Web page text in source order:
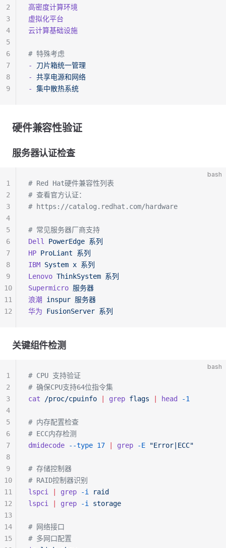
高密度计算环境
虚拟化平台
云计算基础设施
# 特殊考虑
-
刀片箱统一管理
-
共享电源和网络
-
集中散热系统
2
3
4
5
6
7
8
9
硬件兼容性验证
服务器认证检查
bash
# Red Hat硬件兼容性列表
# 查看官方认证：
# https://catalog.redhat.com/hardware
# 常见服务器厂商支持
Dell
PowerEdge 系列
HP ProLiant 系列
IBM System x 系列
Lenovo ThinkSystem 系列
Supermicro 服务器
浪潮
inspur 服务器
华为 FusionServer 系列
1
2
3
4
5
6
7
8
9
10
11
12
关键组件检测
bash
# CPU 支持验证
# 确保CPU支持64位指令集
cat /proc/cpuinfo grep flags head -1
# 内存配置检查
# ECC内存检测
dmidecode --type 17 grep -E "Error|ECC"
# 存储控制器
# RAID控制器识别
lspci
grep -i
raid
lspci
grep -i storage
# 网络接口
# 多网口配置
1
2
3
4
5
6
7
8
9
10
11
12
13
14
15